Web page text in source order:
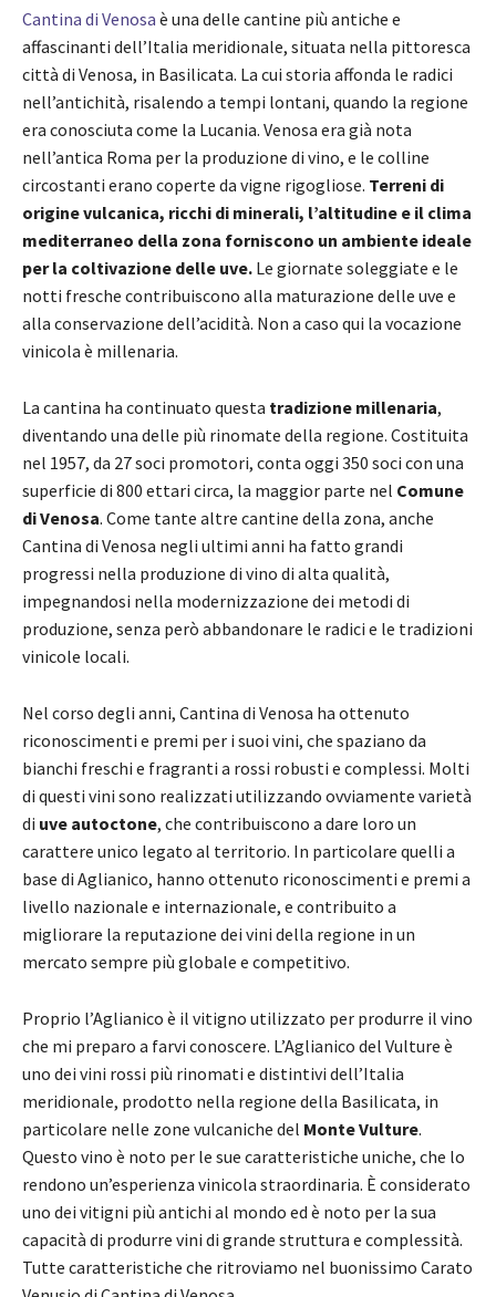
Cantina di Venosa è una delle cantine più antiche e
affascinanti dell’Italia meridionale, situata nella pittoresca
città di Venosa, in Basilicata. La cui storia affonda le radici
nell’antichità, risalendo a tempi lontani, quando la regione
era conosciuta come la Lucania. Venosa era già nota
nell’antica Roma per la produzione di vino, e le colline
circostanti erano coperte da vigne rigogliose. Terreni di
origine vulcanica, ricchi di minerali, l’altitudine e il clima
mediterraneo della zona forniscono un ambiente ideale
per la coltivazione delle uve. Le giornate soleggiate e le
notti fresche contribuiscono alla maturazione delle uve e
alla conservazione dell’acidità. Non a caso qui la vocazione
vinicola è millenaria.
La cantina ha continuato questa tradizione millenaria,
diventando una delle più rinomate della regione. Costituita
nel 1957, da 27 soci promotori, conta oggi 350 soci con una
superficie di 800 ettari circa, la maggior parte nel Comune
di Venosa. Come tante altre cantine della zona, anche
Cantina di Venosa negli ultimi anni ha fatto grandi
progressi nella produzione di vino di alta qualità,
impegnandosi nella modernizzazione dei metodi di
produzione, senza però abbandonare le radici e le tradizioni
vinicole locali.
Nel corso degli anni, Cantina di Venosa ha ottenuto
riconoscimenti e premi per i suoi vini, che spaziano da
bianchi freschi e fragranti a rossi robusti e complessi. Molti
di questi vini sono realizzati utilizzando ovviamente varietà
di uve autoctone, che contribuiscono a dare loro un
carattere unico legato al territorio. In particolare quelli a
base di Aglianico, hanno ottenuto riconoscimenti e premi a
livello nazionale e internazionale, e contribuito a
migliorare la reputazione dei vini della regione in un
mercato sempre più globale e competitivo.
Proprio l’Aglianico è il vitigno utilizzato per produrre il vino
che mi preparo a farvi conoscere. L’Aglianico del Vulture è
uno dei vini rossi più rinomati e distintivi dell’Italia
meridionale, prodotto nella regione della Basilicata, in
particolare nelle zone vulcaniche del Monte Vulture.
Questo vino è noto per le sue caratteristiche uniche, che lo
rendono un’esperienza vinicola straordinaria. È considerato
uno dei vitigni più antichi al mondo ed è noto per la sua
capacità di produrre vini di grande struttura e complessità.
Tutte caratteristiche che ritroviamo nel buonissimo Carato